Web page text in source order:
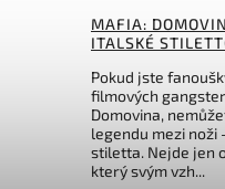
MAFIA:
ITALSKÉ
Pokud jste
filmových
Domovina,
legendu mezi noži
stiletta. Nejde jen
který svým vzh...